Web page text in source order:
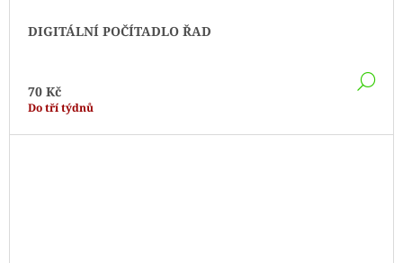
DIGITÁLNÍ POČÍTADLO ŘAD
70 Kč
Do tří týdnů